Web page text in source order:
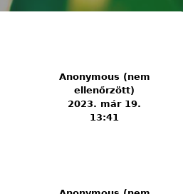
Anonymous (nem
ellenőrzött)
2023. már 19.
13:41